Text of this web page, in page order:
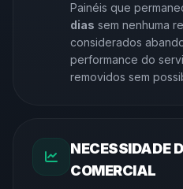
Painéis que
dias sem nenhuma
considerados
performance do
removidos sem
NECESSIDADE
COMERCIAL